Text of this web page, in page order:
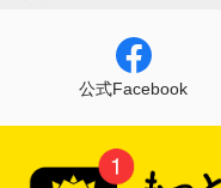
公式Facebook